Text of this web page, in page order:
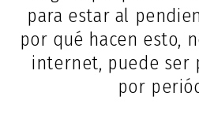
para estar al
por qué hacen esto,
internet, puede ser
por